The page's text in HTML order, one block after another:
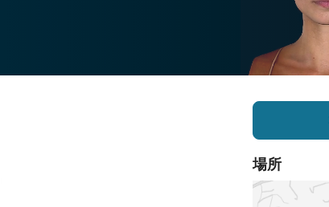
場所